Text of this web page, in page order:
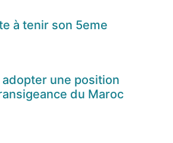
à tenir son 5eme
adopter une position
du Maroc